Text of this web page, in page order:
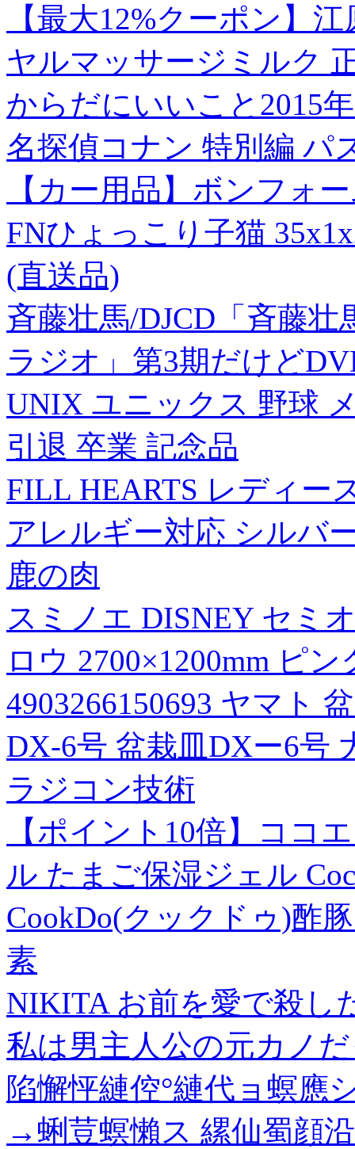
【最大12%クーポン】
ヤルマッサージミルク
からだにいいこと2015
名探偵コナン 特別編 パ
【カー用品】ボンフォ
FNひょっこり子猫
(直送品)
斉藤壮馬/DJCD「斉藤
ラジオ」第3期だけど
UNIX ユニックス 野球
引退 卒業 記念品
FILL HEARTS レディー
アレルギー対応 シルバ
鹿の肉
スミノエ DISNEY セミ
ロウ 2700×1200mm ピ
4903266150693 ヤマト
DX-6号 盆栽皿DXー6号
ラジコン技術
【ポイント10倍】ココ
ル たまご保湿ジェル
CookDo(クックドゥ)酢
素
NIKITA お前を愛で殺し
私は男主人公の元カノ
陷懈怦縺倥°縺代ョ螟應
→蜊荳螟懶ス 縲仙蜀顔